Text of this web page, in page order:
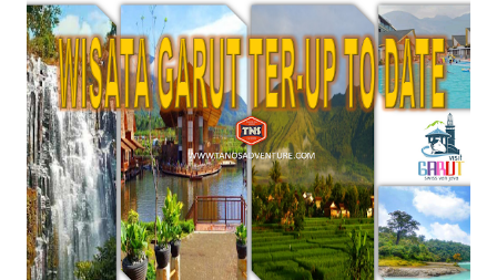
jalan-jalan ke Garut berikut ini rangkuman daftar
tempat pemandian air panas di Garut beserta harga tiket, dan
informasi lainnya yang perlu kalian tahu.